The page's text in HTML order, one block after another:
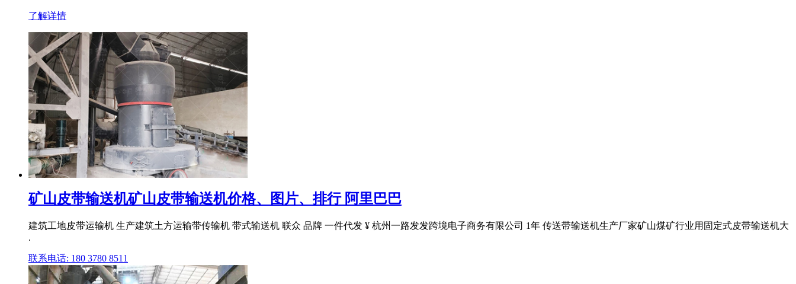
了解详情
矿山皮带输送机矿山皮带输送机价格、图片、排行 阿里巴巴
建筑工地皮带运输机 生产建筑土方运输带传输机 带式输送机 联众 品牌 一件代发 ¥ 杭州一路发发跨境电子商务有限公司 1年 传送带输送机生产厂家矿山煤矿行业用固定式皮带输送机大
.
联系电话: 180 3780 8511